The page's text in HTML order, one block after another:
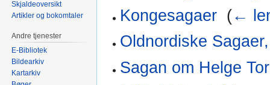
Kongesagaer (←
Oldnordiske
Sagan om Helge
Skjaldeoversikt
Artikler og bokomtaler
Andre tjenester
E-Bibliotek
Bildearkiv
Kartarkiv